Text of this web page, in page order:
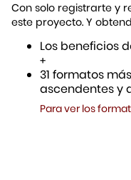
Con solo registrarte y
este proyecto. Y
Los beneficios
+
31 formatos
ascendentes y
Para ver los